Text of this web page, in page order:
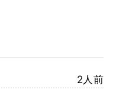
2人前